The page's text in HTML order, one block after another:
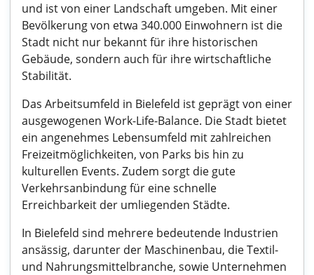
und ist von einer Landschaft umgeben. Mit einer
Bevölkerung von etwa 340.000 Einwohnern ist die
Stadt nicht nur bekannt für ihre historischen
Gebäude, sondern auch für ihre wirtschaftliche
Stabilität.
Das Arbeitsumfeld in Bielefeld ist geprägt von einer
ausgewogenen Work-Life-Balance. Die Stadt bietet
ein angenehmes Lebensumfeld mit zahlreichen
Freizeitmöglichkeiten, von Parks bis hin zu
kulturellen Events. Zudem sorgt die gute
Verkehrsanbindung für eine schnelle
Erreichbarkeit der umliegenden Städte.
In Bielefeld sind mehrere bedeutende Industrien
ansässig, darunter der Maschinenbau, die Textil-
und Nahrungsmittelbranche, sowie Unternehmen